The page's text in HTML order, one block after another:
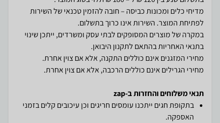
מדיחי כלים ומכונות כביסה – חובה להזמין טכנאי של השירות
במקרה של מוצרים המסופקים לבתי עסק ומשרדים, ייתכן שינוי
מחירי הגרילים אינם כוללים הרכבה, אלא אם צוין אחרת.
תנאי משלוחים והחזרות ב-zap
בתקופת חגים ייתכנו עומסים חריגים וכן עיכובים קלים בזמני
האספקה.